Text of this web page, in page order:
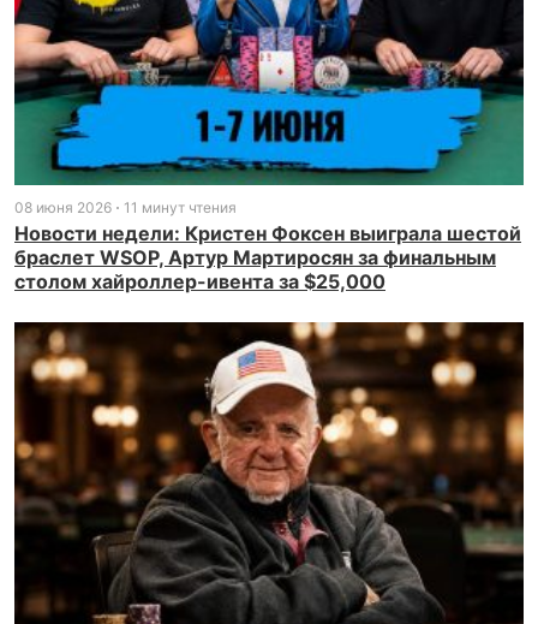
08 июня 2026 11 минут чтения
Новости недели: Кристен Фоксен выиграла шестой
браслет WSOP, Артур Мартиросян за финальным
столом хайроллер-ивента за $25,000